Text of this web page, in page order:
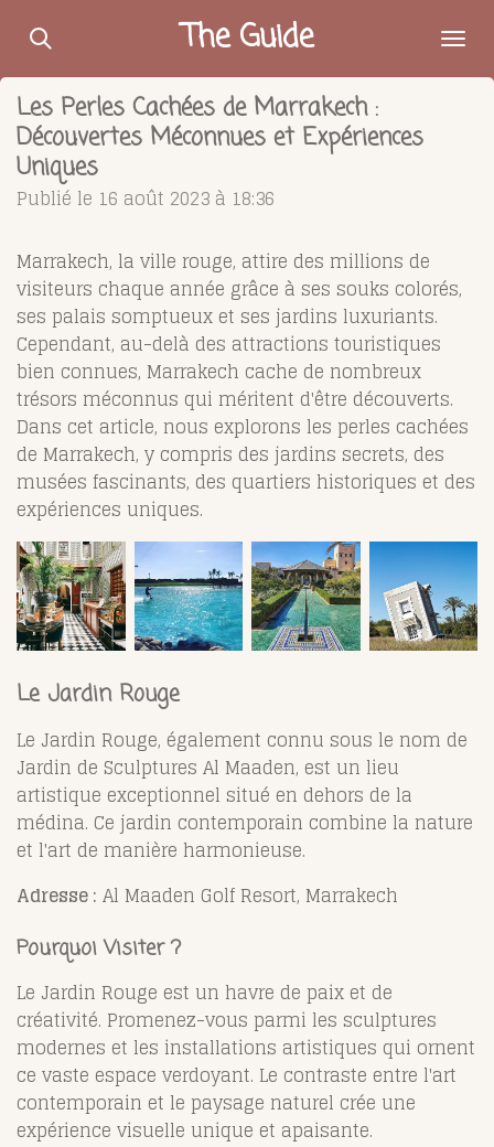
Passer
contenu
principal
The Guide
Les Perles Cachées de Marrakech :
Découvertes Méconnues et Expériences
Uniques
Publié le 16 août 2023 à 18:36
Marrakech, la ville rouge, attire des millions de
visiteurs chaque année grâce à ses souks colorés,
ses palais somptueux et ses jardins luxuriants.
Cependant, au-delà des attractions touristiques
bien connues, Marrakech cache de nombreux
trésors méconnus qui méritent d'être découverts.
Dans cet article, nous explorons les perles cachées
de Marrakech, y compris des jardins secrets, des
musées fascinants, des quartiers historiques et des
expériences uniques.
Le Jardin Rouge
Le Jardin Rouge, également connu sous le nom de
Jardin de Sculptures Al Maaden, est un lieu
artistique exceptionnel situé en dehors de la
médina. Ce jardin contemporain combine la nature
et l'art de manière harmonieuse.
Adresse : Al Maaden Golf Resort, Marrakech
Pourquoi Visiter ?
Le Jardin Rouge est un havre de paix et de
créativité. Promenez-vous parmi les sculptures
modernes et les installations artistiques qui ornent
ce vaste espace verdoyant. Le contraste entre l'art
contemporain et le paysage naturel crée une
expérience visuelle unique et apaisante.